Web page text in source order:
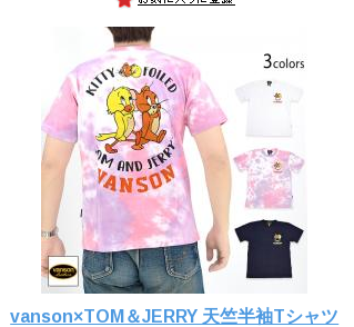
vanson×TOM＆JERRY 天竺半袖Tシャツ